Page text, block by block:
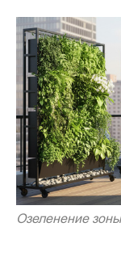
Озеленение